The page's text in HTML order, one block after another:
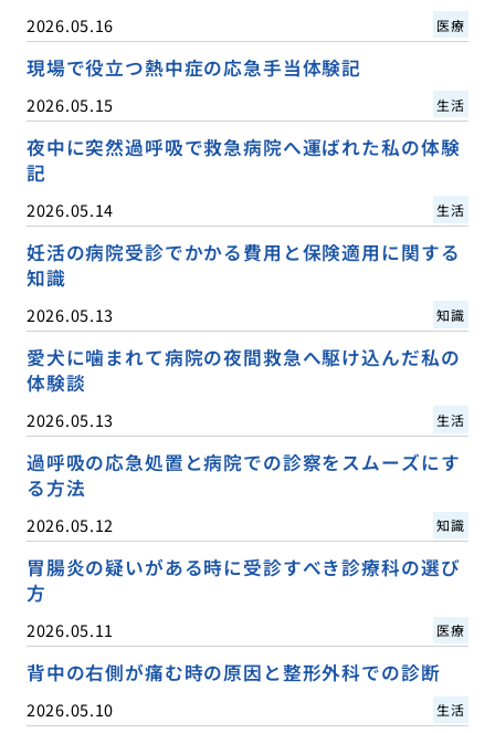
2026.05.16 医療
現場で役立つ熱中症の応急手当体験記
2026.05.15 生活
夜中に突然過呼吸で救急病院へ運ばれた私の体験
記
2026.05.14 生活
妊活の病院受診でかかる費用と保険適用に関する
知識
2026.05.13 知識
愛犬に噛まれて病院の夜間救急へ駆け込んだ私の
体験談
2026.05.13 生活
過呼吸の応急処置と病院での診察をスムーズにす
る方法
2026.05.12 知識
胃腸炎の疑いがある時に受診すべき診療科の選び
方
2026.05.11 医療
背中の右側が痛む時の原因と整形外科での診断
2026.05.10 生活